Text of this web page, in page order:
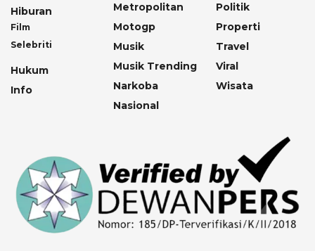
Hiburan
Film
Selebriti
Hukum
Info
Metropolitan
Motogp
Musik
Musik Trending
Narkoba
Nasional
Politik
Properti
Travel
Viral
Wisata